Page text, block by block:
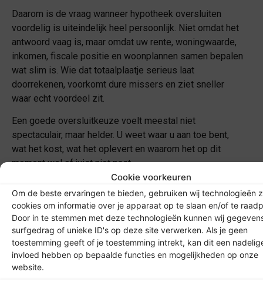
Daarom is de vraag wanneer hypotheek oversluiten
voordelig is uiteindelijk heel persoonlijk. Niet omdat het
antwoord vaag is, maar omdat uw rente, woningwaarde,
inkomen, fiscale positie en woonplannen samen bepalen
wat slim is. Wie dat totaalplaatje serieus laat
doorrekenen, voorkomt dure missers en ziet sneller
waar echt voordeel zit.
Een goede oversluitkeuze voelt meestal niet
spectaculair, maar helder. U weet waar u aan toe bent,
wat het kost, wat het oplevert en waarom het op dit
moment wel of juist niet past.
Benieuwd wat er voor jou
mogelijk is?
Maak meteen een gratis afspraak met een van onze
specialisten!